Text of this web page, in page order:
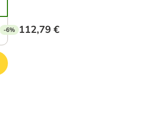
-6% 112,79 €